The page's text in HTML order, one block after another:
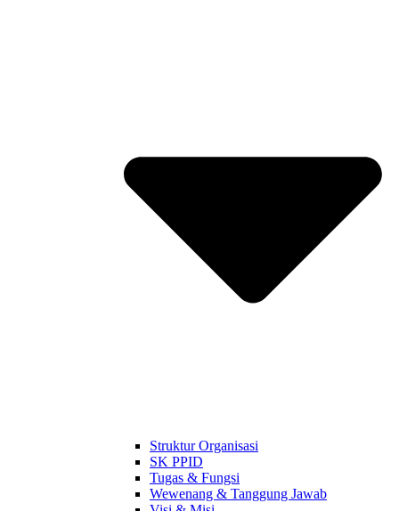
Struktur Organisasi
SK PPID
Tugas & Fungsi
Wewenang & Tanggung Jawab